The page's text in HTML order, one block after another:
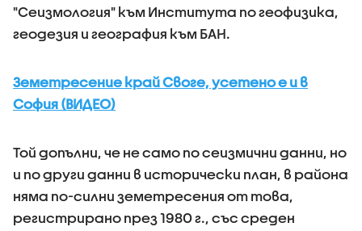
"Сеизмология" към Института по геофизика,
геодезия и география към БАН.
Земетресение край Своге, усетено е и в
София (ВИДЕО)
Той допълни, че не само по сеизмични данни, но
и по други данни в исторически план, в района
няма по-силни земетресения от това,
регистрирано през 1980 г., със среден